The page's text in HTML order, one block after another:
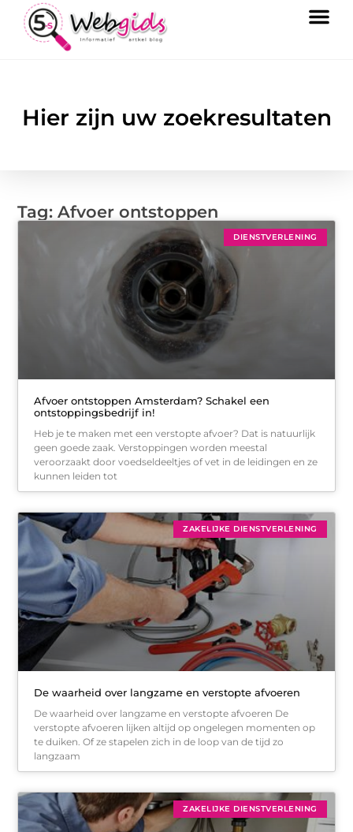
Hier zijn uw zoekresultaten
Tag: Afvoer ontstoppen
DIENSTVERLENING
Afvoer ontstoppen Amsterdam? Schakel een
ontstoppingsbedrijf in!
Heb je te maken met een verstopte afvoer? Dat is natuurlijk
geen goede zaak. Verstoppingen worden meestal
veroorzaakt door voedseldeeltjes of vet in de leidingen en ze
kunnen leiden tot
ZAKELIJKE DIENSTVERLENING
De waarheid over langzame en verstopte afvoeren
De waarheid over langzame en verstopte afvoeren De
verstopte afvoeren lijken altijd op ongelegen momenten op
te duiken. Of ze stapelen zich in de loop van de tijd zo
langzaam
ZAKELIJKE DIENSTVERLENING